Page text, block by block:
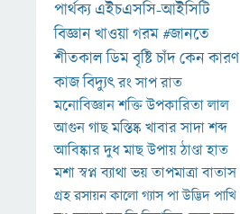
পার্থক্য এইচএসসি-আইসিটি
বিজ্ঞানখাওয়াগরম#জানতে
শীতকালডিমবৃষ্টিচাঁদকেনকারণ
কাজবিদ্যুৎরংসাপরাত
মনোবিজ্ঞানশক্তিউপকারিতালাল
আগুনগাছমস্তিষ্কখাবারসাদাশব্দ
আবিষ্কারদুধমাছউপায়ঠাণ্ডাহাত
মশাস্বপ্নব্যাথাভয়তাপমাত্রাবাতাস
গ্রহরসায়নকালোগ্যাসপাউদ্ভিদপাখি